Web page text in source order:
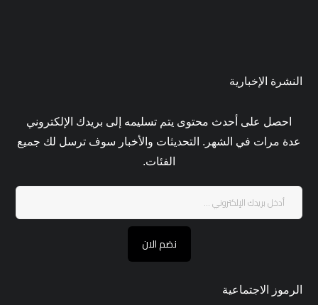
النشرة الإخبارية
احصل على أحدث محتوى يتم تسليمه إلى بريدك الإلكتروني
عدة مرات في الشهر. التحديثات والأخبار سوف ترسل لك جميع
الفئات.
نضم الان
الرموز الاجتماعية